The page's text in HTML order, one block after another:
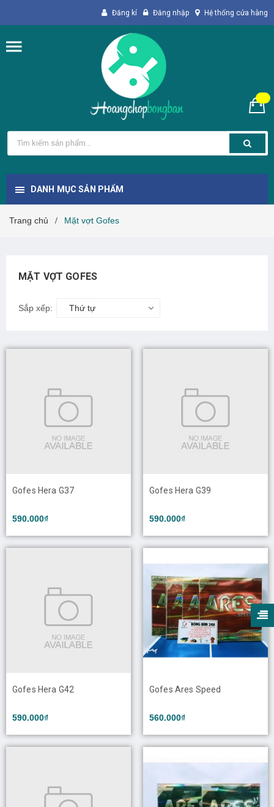
Đăng kí Đăng nhập Hệ thống cửa hàng
DANH MỤC SẢN PHẨM
Trang chủ / Mặt vợt Gofes
MẶT VỢT GOFES
Sắp xếp: Thứ tự
Gofes Hera G37
590.000₫
Gofes Hera G39
590.000₫
Gofes Hera G42
590.000₫
Gofes Ares Speed
560.000₫